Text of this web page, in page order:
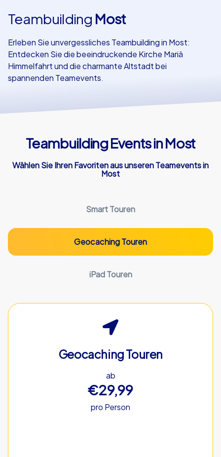
Teambuilding Most
Erleben Sie unvergessliches Teambuilding in Most:
Entdecken Sie die beeindruckende Kirche Mariä
Himmelfahrt und die charmante Altstadt bei
spannenden Teamevents.
Teambuilding Events in Most
Wählen Sie Ihren Favoriten aus unseren Teamevents in
Most
Smart Touren
Geocaching Touren
iPad Touren
Geocaching Touren
ab
€29,99
pro Person